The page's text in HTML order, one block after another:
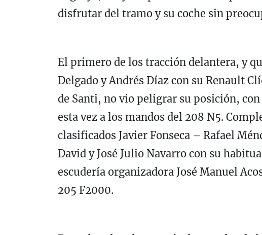
disfrutar del tramo y su coche sin
El primero de los tracción delantera, y
Delgado y Andrés Díaz con su Renault
de Santi, no vio peligrar su posición, con
esta vez a los mandos del 208 N5.
clasificados Javier Fonseca – Rafael
David y José Julio Navarro con su
escudería organizadora José Manuel
205 F2000.